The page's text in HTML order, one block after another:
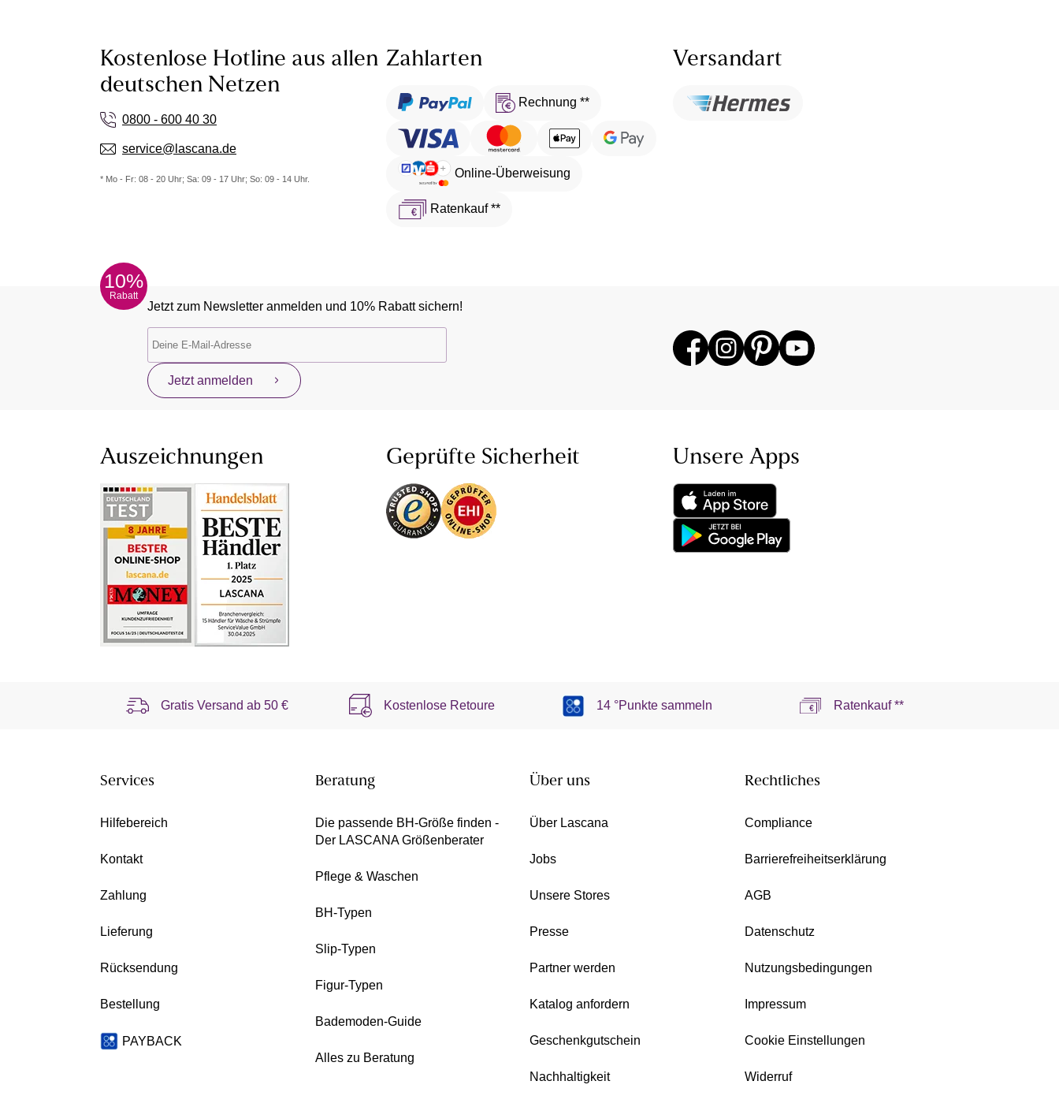
Kostenlose Hotline aus allen
deutschen Netzen
0800 - 600 40 30
service@lascana.de
* Mo - Fr: 08 - 20 Uhr; Sa: 09 - 17 Uhr; So: 09 - 14 Uhr.
Zahlarten
Rechnung **
Online-Überweisung
Ratenkauf **
Versandart
10%
Rabatt
Jetzt zum Newsletter anmelden und 10% Rabatt sichern!
Jetzt anmelden
Auszeichnungen Geprüfte Sicherheit Unsere Apps
Gratis Versand ab50 € Kostenlose Retoure 14 °Punkte sammeln Ratenkauf **
Services
Hilfebereich
Kontakt
Zahlung
Lieferung
Rücksendung
Bestellung
PAYBACK
Beratung
Die passende BH-Größe finden -
Der LASCANA Größenberater
Pflege & Waschen
BH-Typen
Slip-Typen
Figur-Typen
Bademoden-Guide
Alles zu Beratung
Über uns
Über Lascana
Jobs
Unsere Stores
Presse
Partner werden
Katalog anfordern
Geschenkgutschein
Nachhaltigkeit
Rechtliches
Compliance
Barrierefreiheitserklärung
AGB
Datenschutz
Nutzungsbedingungen
Impressum
Cookie Einstellungen
Widerruf